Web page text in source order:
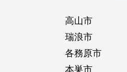
高山市
瑞浪市
各務原市
本巣市